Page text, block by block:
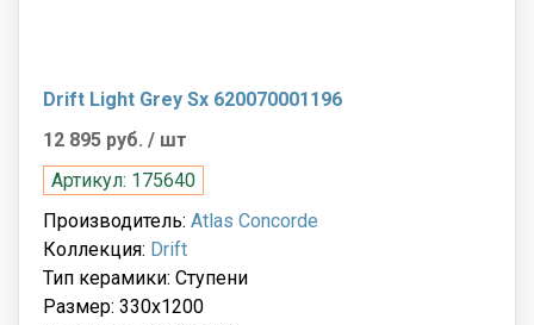
Drift Light Grey Sx 620070001196
12 895 руб. / шт
Артикул: 175640
Производитель: Atlas Concorde
Коллекция: Drift
Тип керамики: Ступени
Размер: 330x1200